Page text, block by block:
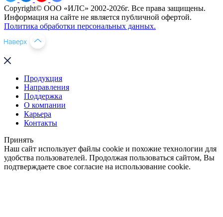
Copyright© ООО «ИЛС» 2002-2026г. Все права защищены.
Информация на сайте не является публичной офертой.
Политика обработки персональных данных.
Продукция
Направления
Поддержка
О компании
Карьера
Контакты
Принять
Наш сайт использует файлы cookie и похожие технологии для
удобства пользователей. Продолжая пользоваться сайтом, Вы
подтверждаете свое согласие на использование cookie.